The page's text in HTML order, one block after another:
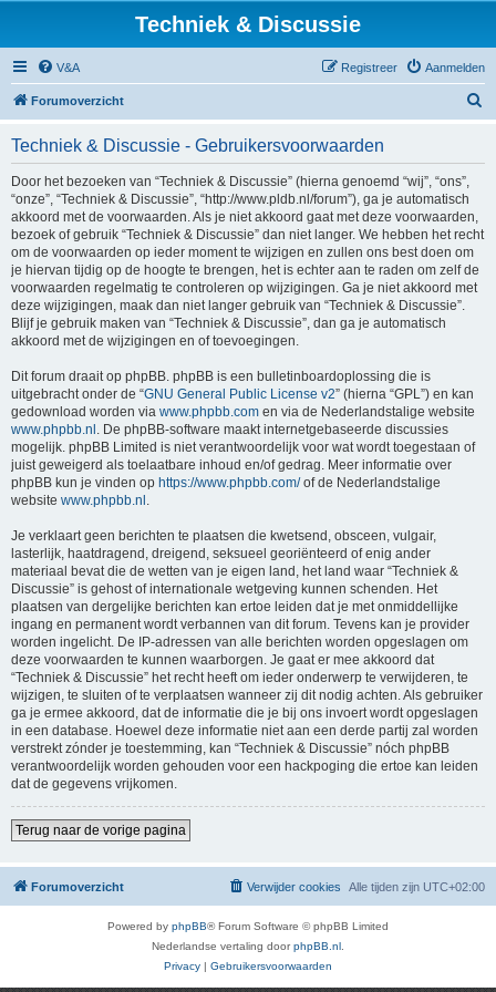
Techniek & Discussie
V&A Aanmelden
Registreer
Forumoverzicht
Techniek & Discussie - Gebruikersvoorwaarden
Door het bezoeken van “Techniek & Discussie” (hierna genoemd “wij”, “ons”,
“onze”, “Techniek & Discussie”, “http://www.pldb.nl/forum”), ga je automatisch
akkoord met de voorwaarden. Als je niet akkoord gaat met deze voorwaarden,
bezoek of gebruik “Techniek & Discussie” dan niet langer. We hebben het recht
om de voorwaarden op ieder moment te wijzigen en zullen ons best doen om
je hiervan tijdig op de hoogte te brengen, het is echter aan te raden om zelf de
voorwaarden regelmatig te controleren op wijzigingen. Ga je niet akkoord met
deze wijzigingen, maak dan niet langer gebruik van “Techniek & Discussie”.
Blijf je gebruik maken van “Techniek & Discussie”, dan ga je automatisch
akkoord met de wijzigingen en of toevoegingen.
Dit forum draait op phpBB. phpBB is een bulletinboardoplossing die is
uitgebracht onder de “GNU General Public License v2” (hierna “GPL”) en kan
gedownload worden via www.phpbb.com en via de Nederlandstalige website
www.phpbb.nl . De phpBB-software maakt internetgebaseerde discussies
mogelijk. phpBB Limited is niet verantwoordelijk voor wat wordt toegestaan of
juist geweigerd als toelaatbare inhoud en/of gedrag. Meer informatie over
phpBB kun je vinden op https://www.phpbb.com/of de Nederlandstalige
website www.phpbb.nl .
Je verklaart geen berichten te plaatsen die kwetsend, obsceen, vulgair,
lasterlijk, haatdragend, dreigend, seksueel georiënteerd of enig ander
materiaal bevat die de wetten van je eigen land, het land waar “Techniek &
Discussie” is gehost of internationale wetgeving kunnen schenden. Het
plaatsen van dergelijke berichten kan ertoe leiden dat je met onmiddellijke
ingang en permanent wordt verbannen van dit forum. Tevens kan je provider
worden ingelicht. De IP-adressen van alle berichten worden opgeslagen om
deze voorwaarden te kunnen waarborgen. Je gaat er mee akkoord dat
“Techniek & Discussie” het recht heeft om ieder onderwerp te verwijderen, te
wijzigen, te sluiten of te verplaatsen wanneer zij dit nodig achten. Als gebruiker
ga je ermee akkoord, dat de informatie die je bij ons invoert wordt opgeslagen
in een database. Hoewel deze informatie niet aan een derde partij zal worden
verstrekt zónder je toestemming, kan “Techniek & Discussie” nóch phpBB
verantwoordelijk worden gehouden voor een hackpoging die ertoe kan leiden
dat de gegevens vrijkomen.
Terug naar de vorige pagina
Forumoverzicht Alle tijden zijn UTC+02:00
Verwijder cookies
Powered by phpBB® Forum Software © phpBB Limited
Nederlandse vertaling doorphpBB.nl
Privacy | Gebruikersvoorwaarden